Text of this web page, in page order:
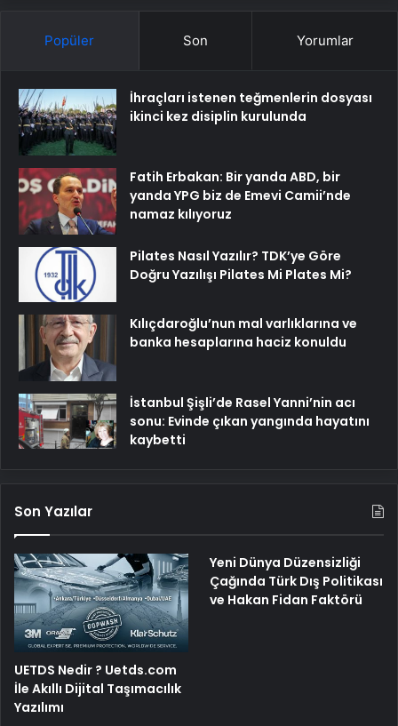
Popüler Son Yorumlar
İhraçları istenen teğmenlerin dosyası
ikinci kez disiplin kurulunda
Fatih Erbakan: Bir yanda ABD, bir
yanda YPG biz de Emevi Camii’nde
namaz kılıyoruz
Pilates Nasıl Yazılır? TDK’ye Göre
Doğru Yazılışı Pilates Mi Plates Mi?
Kılıçdaroğlu’nun mal varlıklarına ve
banka hesaplarına haciz konuldu
İstanbul Şişli’de Rasel Yanni’nin acı
sonu: Evinde çıkan yangında hayatını
kaybetti
Son Yazılar
UETDS Nedir ? Uetds.com
İle Akıllı Dijital Taşımacılık
Yazılımı
Yeni Dünya Düzensizliği
Çağında Türk Dış Politikası
ve Hakan Fidan Faktörü